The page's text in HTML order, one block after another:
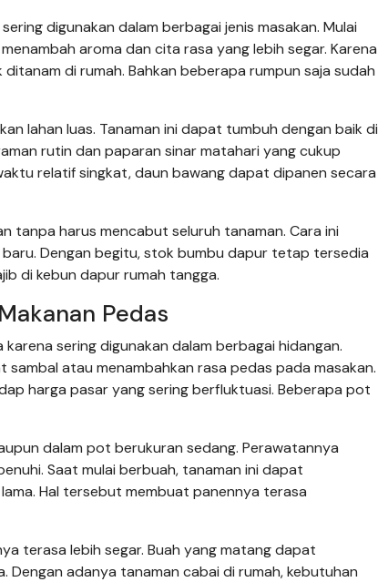
digunakan dalam berbagai jenis masakan. Mulai
aroma dan cita rasa yang lebih segar. Karena
di rumah. Bahkan beberapa rumpun saja sudah
lahan luas. Tanaman ini dapat tumbuh dengan baik di
rutin dan paparan sinar matahari yang cukup
relatif singkat, daun bawang dapat dipanen secara
tanpa harus mencabut seluruh tanaman. Cara ini
Dengan begitu, stok bumbu dapur tetap tersedia
di kebun dapur rumah tangga.
Pedas
sering digunakan dalam berbagai hidangan.
atau menambahkan rasa pedas pada masakan.
harga pasar yang sering berfluktuasi. Beberapa pot
dalam pot berukuran sedang. Perawatannya
Saat mulai berbuah, tanaman ini dapat
Hal tersebut membuat panennya terasa
terasa lebih segar. Buah yang matang dapat
Dengan adanya tanaman cabai di rumah, kebutuhan